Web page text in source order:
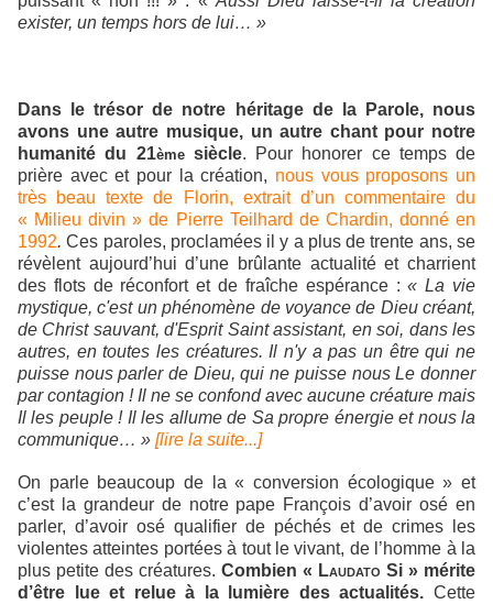
exister, un temps hors de lui… »
Dans le trésor de notre héritage de la Parole, nous
avons une autre musique, un autre chant pour notre
humanité du 21èmesiècle. Pour honorer ce temps de
prière avec et pour la création, nous vous proposons un
très beau texte de Florin, extrait d’un commentaire du
« Milieu divin » de Pierre Teilhard de Chardin, donné en
1992.Ces paroles, proclamées il y a plus de trente ans, se
révèlent aujourd’hui d’une brûlante actualité et charrient
des flots de réconfort et de fraîche espérance :« La vie
mystique, c'est un phénomène de voyance de Dieu créant,
de Christ sauvant, d'Esprit Saint assistant, en soi, dans les
autres, en toutes les créatures. Il n'y a pas un être qui ne
puisse nous parler de Dieu, qui ne puisse nous Le donner
par contagion ! Il ne se confond avec aucune créature mais
Il les peuple ! Il les allume de Sa propre énergie et nous la
communique… » [lire la suite...]
On parle beaucoup de la « conversion écologique » et
c’est la grandeur de notre pape François d’avoir osé en
parler, d’avoir osé qualifier de péchés et de crimes les
violentes atteintes portées à tout le vivant, de l’homme à la
plus petite des créatures. Combien « Laudato Si » mérite
d’être lue et relue à la lumière des actualités. Cette